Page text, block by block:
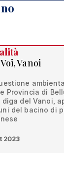
Vanoi
Provincia di
diga del Vanoi,
del bacino di
2023